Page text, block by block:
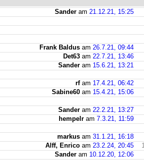
Sander am 21.12.21, 15:25
Frank Baldus am 26.7.21, 09:44
Det63 am 22.7.21, 13:46
Sander am 15.6.21, 13:21
rfam 17.4.21, 06:42
Sabine60 am 15.4.21, 15:06
Sander am 22.2.21, 13:27
hempelr am 7.3.21, 11:59
markus am 31.1.21, 16:18
Alff, Enrico am 23.2.24, 20:45
Sander am 10.12.20, 12:06